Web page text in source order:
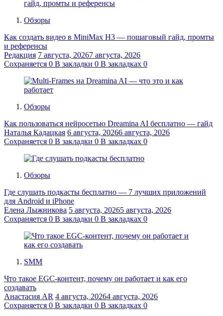
Обзоры
Как создать видео в MiniMax H3 — пошаговый гайд, промты
и референсы
Редакция 7 августа, 20267 августа, 2026
Сохраняется 0 В закладки 0 В закладках 0
Обзоры
Как пользоваться нейросетью Dreamina AI бесплатно — гайд
Наталья Кадацкая 6 августа, 20266 августа, 2026
Сохраняется 0 В закладки 0 В закладках 0
Обзоры
Где слушать подкасты бесплатно — 7 лучших приложений
для Android и iPhone
Елена Лыжникова 5 августа, 20265 августа, 2026
Сохраняется 0 В закладки 0 В закладках 0
SMM
Что такое EGC-контент, почему он работает и как его
создавать
Анастасия AR 4 августа, 20264 августа, 2026
Сохраняется 0 В закладки 0 В закладках 0